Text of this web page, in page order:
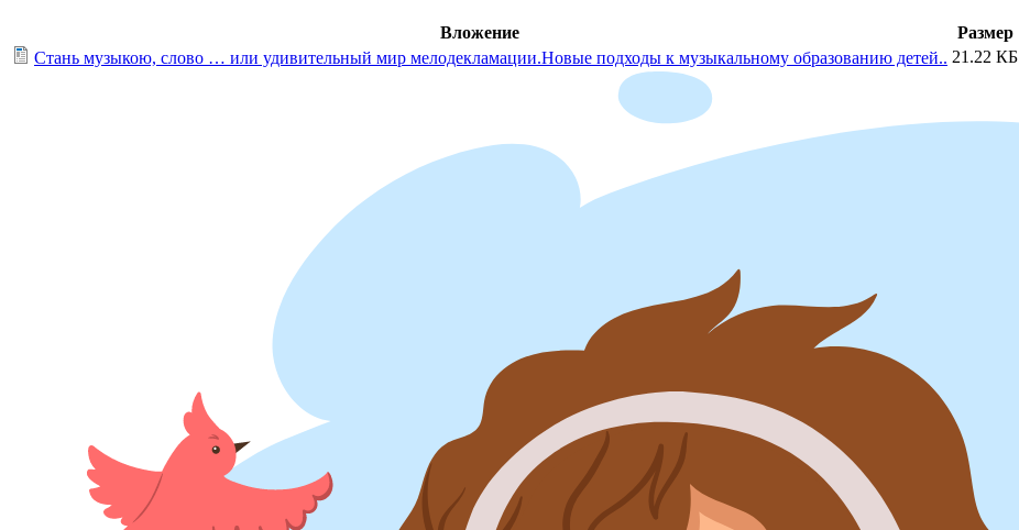
Вложение
Размер
Стань музыкою, слово … или удивительный мир мелодекламации.Новые подходы к музыкальному образованию детей.. 21.22 КБ